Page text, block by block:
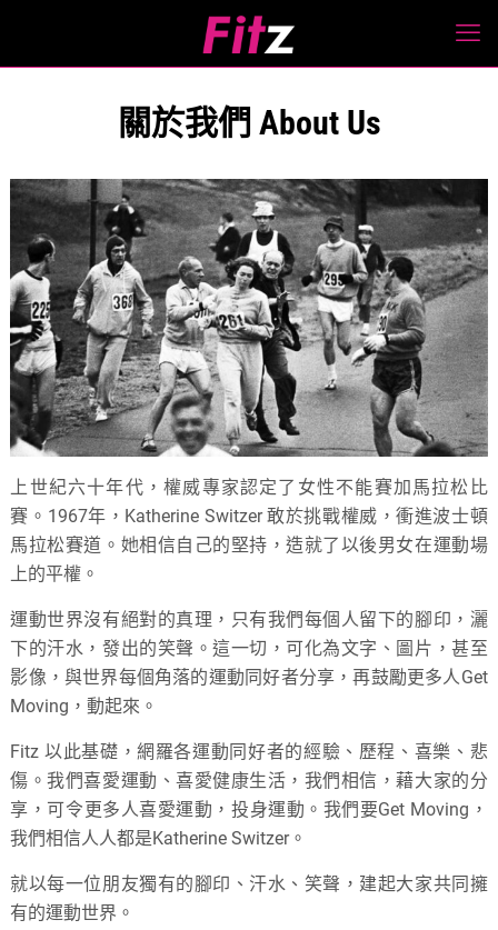
關於我們 About Us
上世紀六十年代，權威專家認定了女性不能賽加馬拉松比
賽。1967年，Katherine Switzer 敢於挑戰權威，衝進波士頓
馬拉松賽道。她相信自己的堅持，造就了以後男女在運動場
上的平權。
運動世界沒有絕對的真理，只有我們每個人留下的腳印，灑
下的汗水，發出的笑聲。這一切，可化為文字、圖片，甚至
影像，與世界每個角落的運動同好者分享，再鼓勵更多人Get
Moving，動起來。
Fitz 以此基礎，網羅各運動同好者的經驗、歷程、喜樂、悲
傷。我們喜愛運動、喜愛健康生活，我們相信，藉大家的分
享，可令更多人喜愛運動，投身運動。我們要Get Moving，
我們相信人人都是Katherine Switzer。
就以每一位朋友獨有的腳印、汗水、笑聲，建起大家共同擁
有的運動世界。